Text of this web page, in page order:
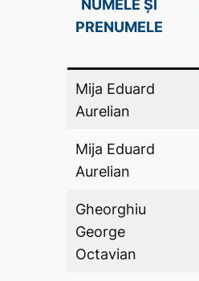
NUMELE ȘI
PRENUMELE
Mija Eduard
Aurelian
Mija Eduard
Aurelian
Gheorghiu
George
Octavian